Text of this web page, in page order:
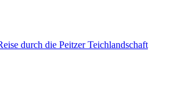
durch die Peitzer Teichlandschaft